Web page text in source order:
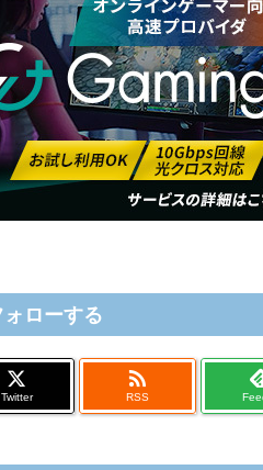
ローする
Twitter

RSS